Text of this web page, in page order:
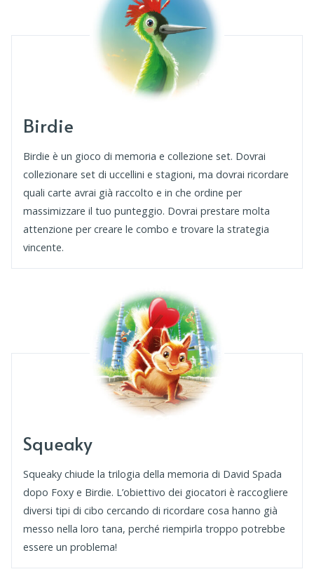
Birdie
Birdie è un gioco di memoria e collezione set. Dovrai
collezionare set di uccellini e stagioni, ma dovrai ricordare
quali carte avrai già raccolto e in che ordine per
massimizzare il tuo punteggio. Dovrai prestare molta
attenzione per creare le combo e trovare la strategia
vincente.
Squeaky
Squeaky chiude la trilogia della memoria di David Spada
dopo Foxy e Birdie. L’obiettivo dei giocatori è raccogliere
diversi tipi di cibo cercando di ricordare cosa hanno già
messo nella loro tana, perché riempirla troppo potrebbe
essere un problema!